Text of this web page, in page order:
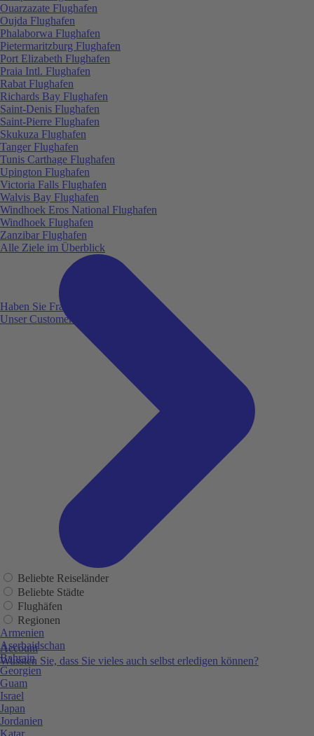
Haben Sie Fragen?
Unser Customer Service ist für Sie da!
Account
Wussten Sie, dass Sie vieles auch selbst erledigen können?
Ouarzazate Flughafen
Oujda Flughafen
Phalaborwa Flughafen
Pietermaritzburg Flughafen
Port Elizabeth Flughafen
Praia Intl. Flughafen
Rabat Flughafen
Richards Bay Flughafen
Saint-Denis Flughafen
Saint-Pierre Flughafen
Skukuza Flughafen
Tanger Flughafen
Tunis Carthage Flughafen
Upington Flughafen
Victoria Falls Flughafen
Walvis Bay Flughafen
Windhoek Eros National Flughafen
Windhoek Flughafen
Zanzibar Flughafen
Alle Ziele im Überblick
Beliebte Reiseländer
Beliebte Städte
Flughäfen
Regionen
Armenien
Aserbaidschan
Bahrain
Georgien
Guam
Israel
Japan
Jordanien
Katar